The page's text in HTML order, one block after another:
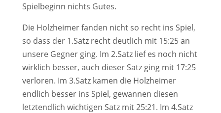
Spielbeginn nichts Gutes.
Die Holzheimer fanden nicht so recht ins Spiel,
so dass der 1.Satz recht deutlich mit 15:25 an
unsere Gegner ging. Im 2.Satz lief es noch nicht
wirklich besser, auch dieser Satz ging mit 17:25
verloren. Im 3.Satz kamen die Holzheimer
endlich besser ins Spiel, gewannen diesen
letztendlich wichtigen Satz mit 25:21. Im 4.Satz